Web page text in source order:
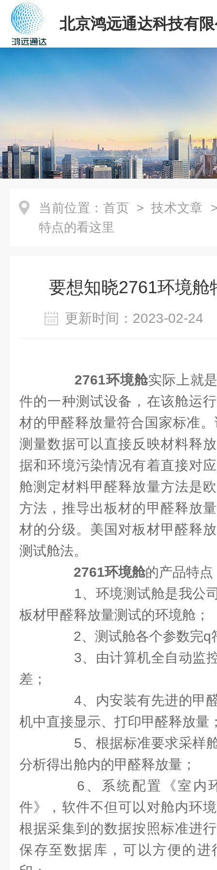
北京鸿远通达科技有
当前位置： 首页 > 技术文章
特点的看这里
要想知晓2761环境舱
更新时间：2023-02-
2761环境舱实际上就
件的一种测试设备，在该舱运
材的甲醛释放量符合国家标准
测量数据可以直接反映材料释
据和环境污染情况有着直接对
舱测定材料甲醛释放量方法是
方法，推导出板材的甲醛释放
材的分级。美国对板材甲醛释
测试舱法。
2761环境舱的产品特点
1、环境测试舱是我公司
板材甲醛释放量测试的环境舱；
2、测试舱各个参数完q
3、由计算机全自动监控
差；
4、内安装有先进的甲醛
机中直接显示、打印甲醛释放量
5、根据标准要求采样舱
分析得出舱内的甲醛释放量；
6、系统配置《室内
件》，软件不但可以对舱内环
根据采集到的数据按照标准进
保存至数据库，可以方便的进